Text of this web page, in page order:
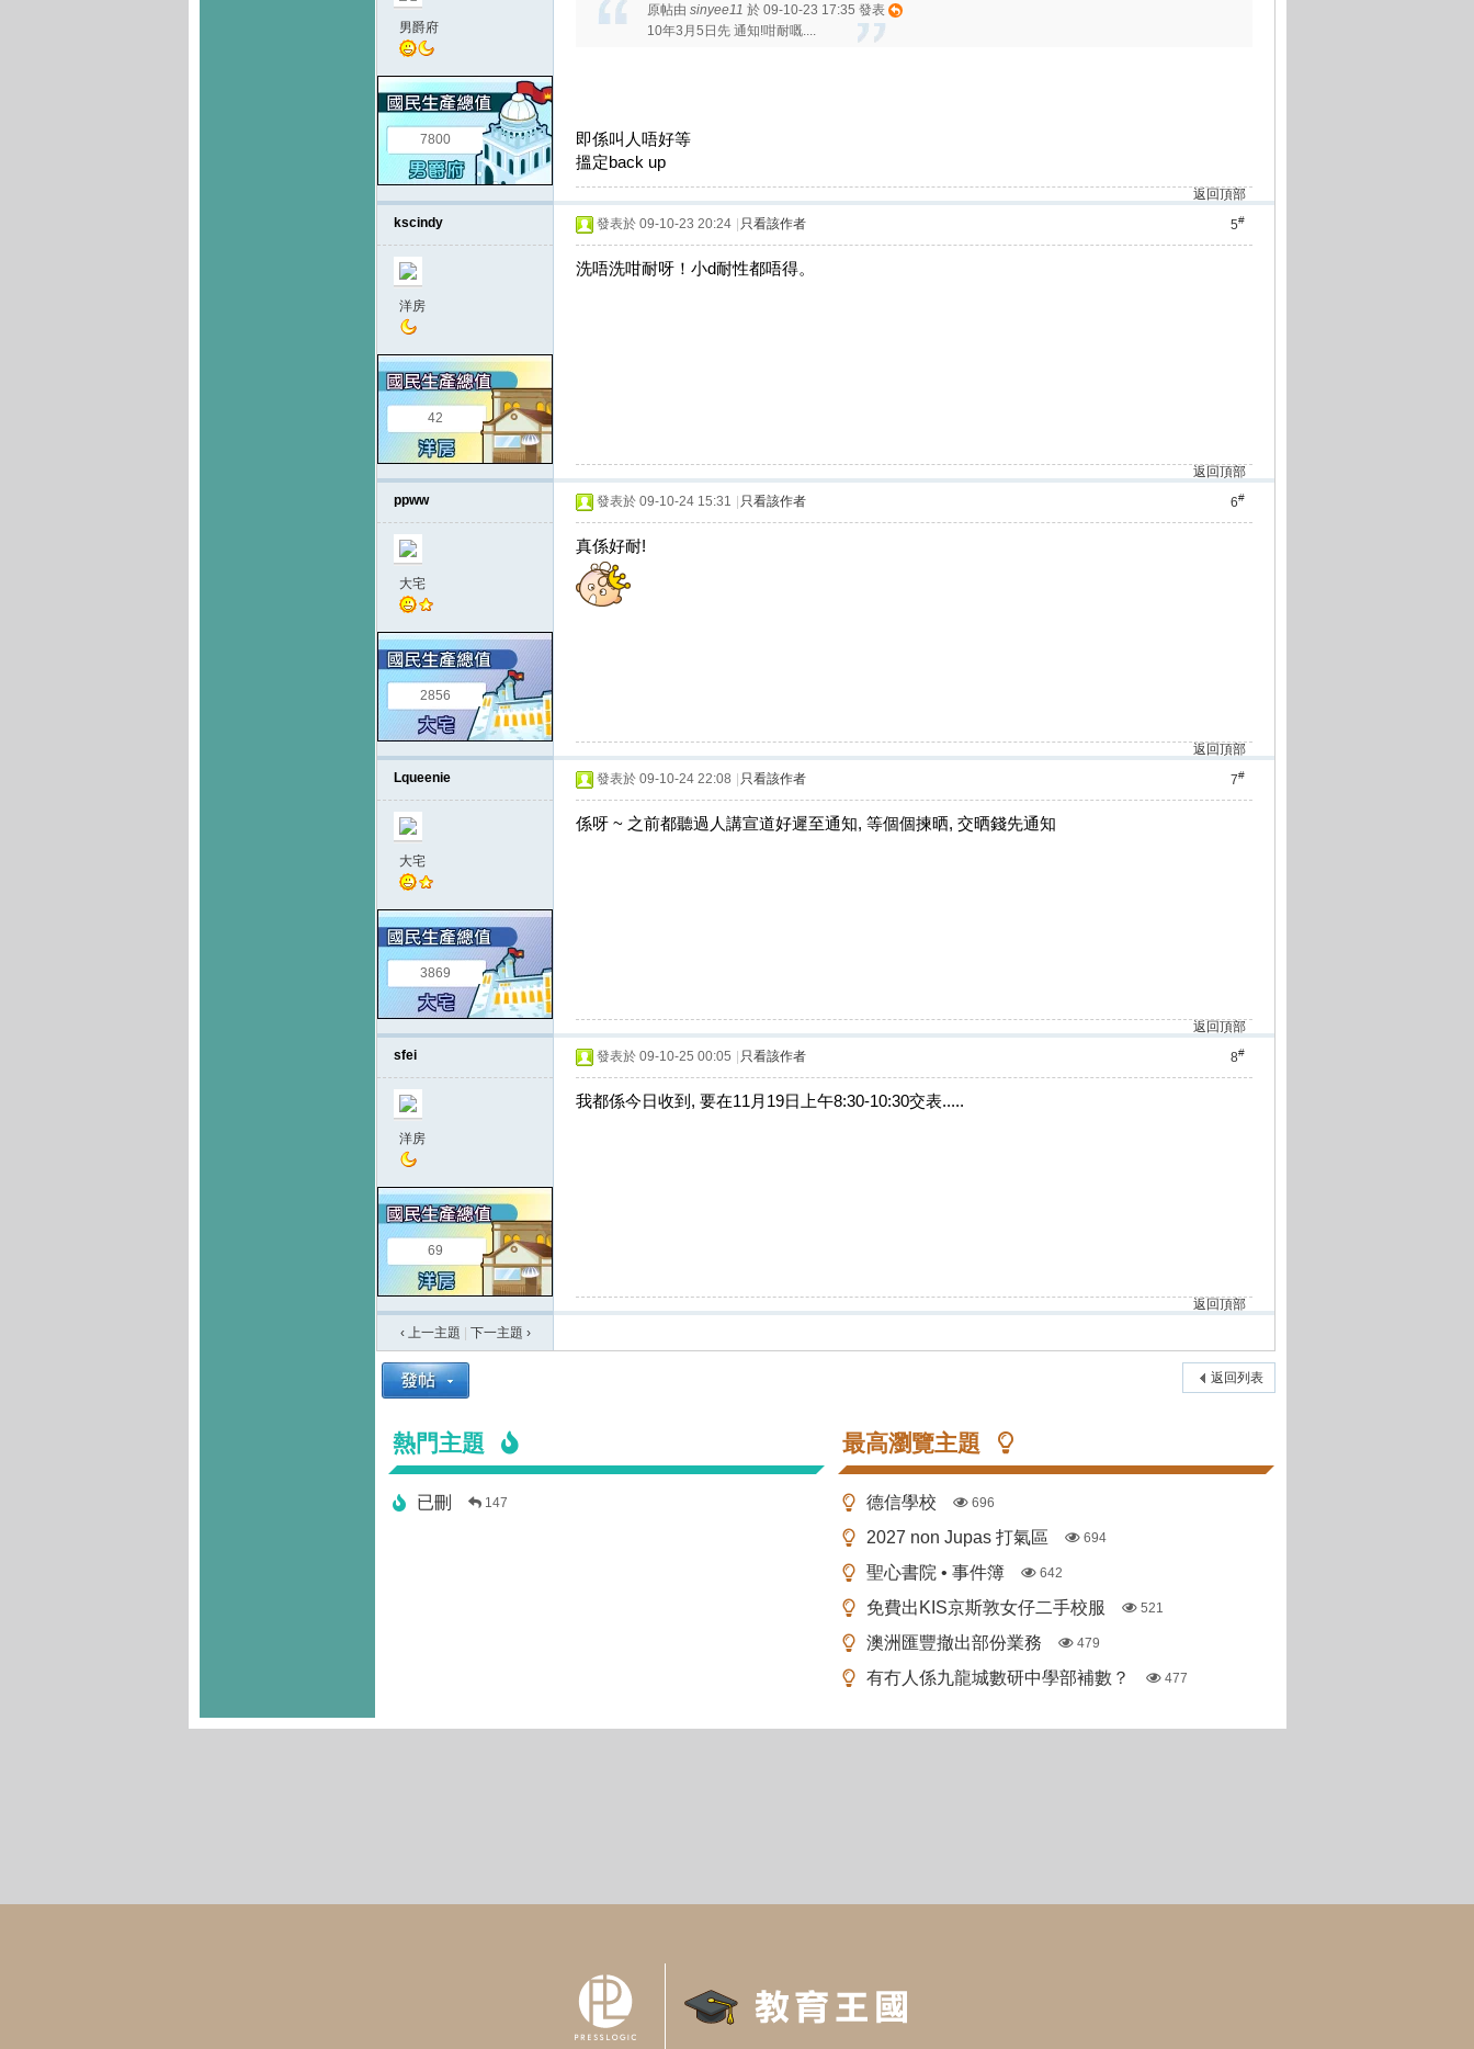
男爵府
7800
原帖由 sinyee11 於 09-10-23 17:35 發表
10年3月5日先 通知!咁耐嘅....
即係叫人唔好等
搵定back up
返回頂部
kscindy
洋房
42
5#
發表於 09-10-23 20:24 只看該作者
洗唔洗咁耐呀！小d耐性都唔得。
返回頂部
ppww
大宅
2856
6#
發表於 09-10-24 15:31 只看該作者
真係好耐!
返回頂部
Lqueenie
大宅
3869
7#
發表於 09-10-24 22:08 只看該作者
係呀 ~ 之前都聽過人講宣道好遲至通知, 等個個揀晒, 交晒錢先通知
返回頂部
sfei
洋房
69
8#
發表於 09-10-25 00:05 只看該作者
我都係今日收到, 要在11月19日上午8:30-10:30交表.....
返回頂部
‹ 上一主題
下一主題 ›
返回列表
熱門主題
已刪 147
最高瀏覽主題
德信學校 696
2027 non Jupas 打氣區 694
聖心書院 • 事件簿 642
免費出KIS京斯敦女仔二手校服 521
澳洲匯豐撤出部份業務 479
有冇人係九龍城數研中學部補數？ 477